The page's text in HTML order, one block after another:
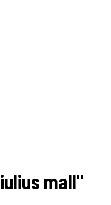
mall"